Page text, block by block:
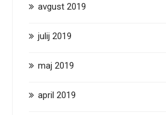
avgust 2019
julij 2019
maj 2019
april 2019